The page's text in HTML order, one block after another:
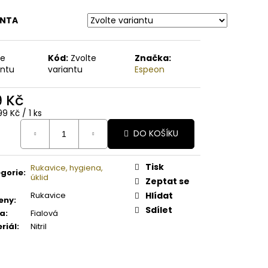
Kód: Zvolte
variantu
Značka:
Espeon
Kč
Kč / 1 ks
DO KOŠÍKU
: Rukavice, hygiena,
úklid
:
Rukavice
:
Fialová
: Nitril
Tisk
Zeptat se
Hlídat
Sdílet